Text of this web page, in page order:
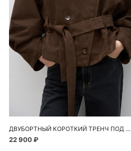
Добавить в корзину
S M
ДВУБОРТНЫЙ КОРОТКИЙ ТРЕНЧ ПОД ЗАМШУ
22 900 ₽